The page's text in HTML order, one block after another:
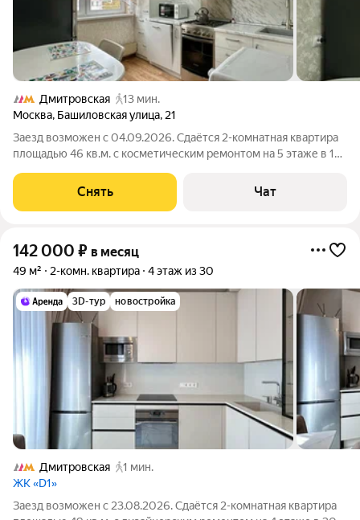
Дмитровская
13 мин.
Москва, Башиловская улица, 21
Заезд возможен с 04.09.2026. Сдаётся 2-комнатная квартира
площадью 46 кв.м. с косметическим ремонтом на 5 этаже в 12-
Посудомоечная
Снять Чат
142 000 ₽ в месяц
49 м² 2-комн. квартира 4 этаж из 30
3D-тур новостройка
Дмитровская
1 мин.
ЖК «D1»
Заезд возможен с 23.08.2026. Сдаётся 2-комнатная квартира